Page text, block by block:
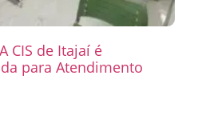
CIS de Itajaí é
para Atendimento